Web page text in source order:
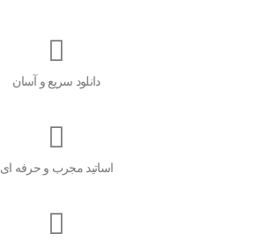
دانلود سریع و آسان
اساتید مجرب و حرفه ای